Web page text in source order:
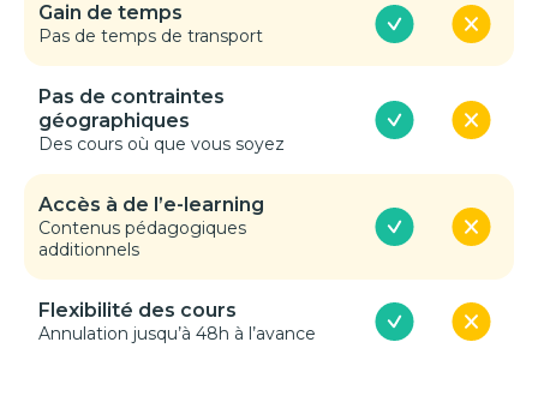
Gain de temps
Pas de temps de transport
Pas de contraintes
géographiques
Des cours où que vous soyez
Accès à de l’e-learning
Contenus pédagogiques
additionnels
Flexibilité des cours
Annulation jusqu’à 48h à l’avance